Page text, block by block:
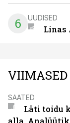
6 UUDISED
Linas
VIIMASED
SAATED
Läti toidu
alla.